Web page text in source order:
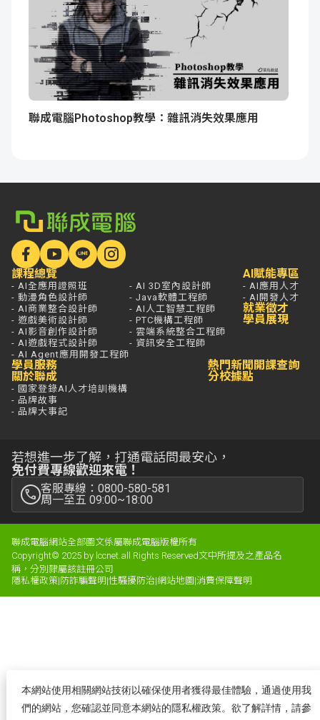
聯成電腦Photoshop教學：雜訊消失效果應用
課程總覽
- AI全應用證照班
- 動漫角色設計師
- AI商業整合設計師
- 遊戲美術設計師
- AI影音創作設計師
- AI遊戲程式設計師
- AI Agent應用開發工程師
- AI 3D室內設計師
- Java軟體工程師
- AI人工智慧工程師
- PTC機構工程師
- 雲端系統整合工程師
- 資訊安全工程師
AI賦能專區
- AI應用人才
- AI開發人才
就業徵才
學員展現
學員服務
關於聯成
- 國家登錄AI人才培訓機構
- 品牌故事
- 品牌大事記
熱門新聞
分校據點
開課查詢
若想進一步了解，打通電話問最安心，
免付費專線歡迎來電！
客服專線：0800-580-581
周一至五 09:00~18:00
聯成電腦網站全部圖文係屬聯成電腦版權所有
Copyright© 2025 by lccnet.all Rights Reserved文中所提及之產品名
稱，分別隸屬該註冊公司
隱私權政策|防詐騙聲明|性騷擾防治|網站地圖 |消費保障聲明
本網站使用相關網站技術以確保使用者獲得最佳體驗，通過使用我
們的網站，您確認並同意本網站的隱私權政策。欲了解詳情，請參